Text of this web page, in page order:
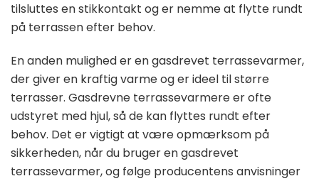
tilsluttes en stikkontakt og er nemme at flytte rundt
på terrassen efter behov.
En anden mulighed er en gasdrevet terrassevarmer,
der giver en kraftig varme og er ideel til større
terrasser. Gasdrevne terrassevarmere er ofte
udstyret med hjul, så de kan flyttes rundt efter
behov. Det er vigtigt at være opmærksom på
sikkerheden, når du bruger en gasdrevet
terrassevarmer, og følge producentens anvisninger